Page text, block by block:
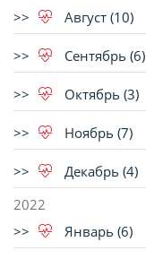
Август (10)
Сентябрь (6)
Октябрь (3)
Ноябрь (7)
Декабрь (4)
2022
Январь (6)